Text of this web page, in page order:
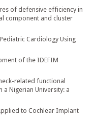
of defensive efficiency in
component and cluster
Cardiology Using
of the IDEFIM
related functional
Nigerian University: a
to Cochlear Implant